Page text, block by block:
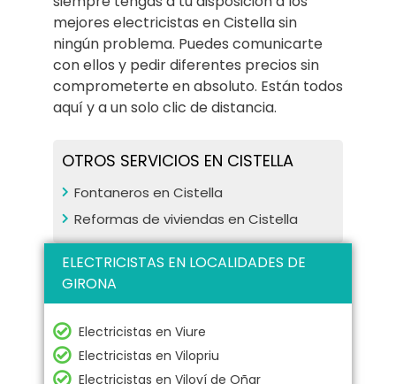
mejores electricistas en Cistella sin
ningún problema. Puedes comunicarte
con ellos y pedir diferentes precios sin
comprometerte en absoluto. Están todos
aquí y a un solo clic de distancia.
OTROS SERVICIOS EN CISTELLA
Fontaneros en Cistella
Reformas de viviendas en Cistella
ELECTRICISTAS EN LOCALIDADES DE
GIRONA
Electricistas en Viure
Electricistas en Vilopriu
Electricistas en Viloví de Oñar